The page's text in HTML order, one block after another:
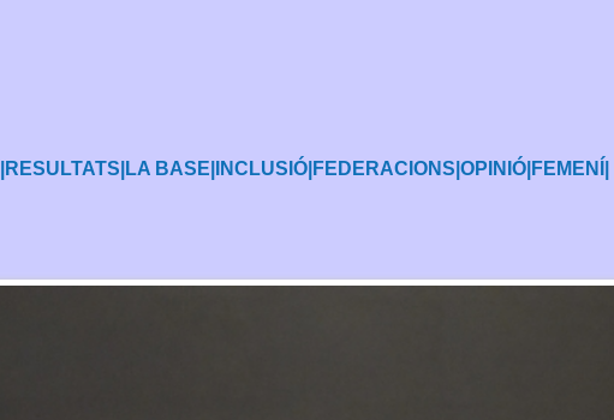
RESULTATS LA BASE INCLUSIÓ FEDERACIONS OPINIÓ FEMENÍ